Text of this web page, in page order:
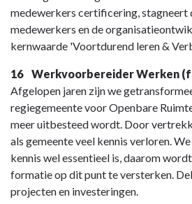
medewerkers certificering, stagneert
medewerkers en de
kernwaarde 'Voortdurend leren &
16 Werkvoorbereider Werken
Afgelopen jaren zijn we
regiegemeente voor Openbare
meer uitbesteed wordt. Door
als gemeente veel kennis verloren.
kennis wel essentieel is, daarom
formatie op dit punt te versterken.
projecten en investeringen.